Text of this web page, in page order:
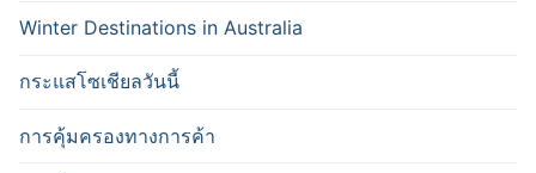
Winter Destinations in Australia
กระแสโซเชียลวันนี้
การคุ้มครองทางการค้า